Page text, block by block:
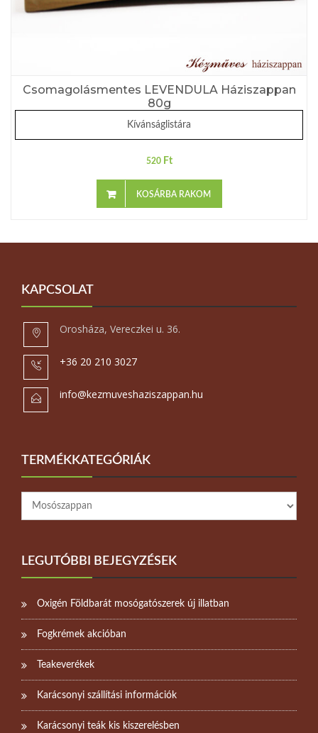
Csomagolásmentes LEVENDULA Háziszappan
80g
Kívánságlistára
520 Ft
KOSÁRBA RAKOM
KAPCSOLAT
Orosháza, Vereczkei u. 36.
+36 20 210 3027
info@kezmuveshaziszappan.hu
TERMÉKKATEGÓRIÁK
LEGUTÓBBI BEJEGYZÉSEK
Oxigén Földbarát mosógatószerek új illatban
Fogkrémek akcióban
Teakeverékek
Karácsonyi szállítási információk
Karácsonyi teák kis kiszerelésben